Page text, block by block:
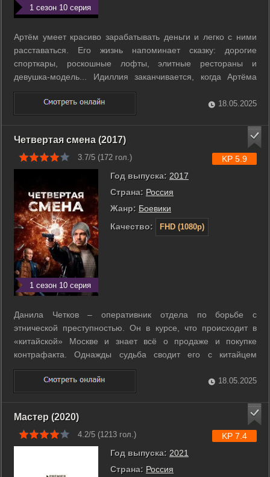
1 сезон 10 серия
Артём умеет красиво зарабатывать деньги и легко с ними
расставаться. Его жизнь напоминает сказку: дорогие
спорткары, роскошные лофты, элитные рестораны и
девушка-модель... Идиллия заканчивается, когда Артёма
принимают за опасного преступника по кличке Змей. За
Змеем охотятся и Интерпол, и агент ФСБ Хромов, и
обманутые им торговцы оружием из ...
18.05.2025
Четвертая смена (2017)
3.7/5 (172 гол.)
1 сезон 10 серия
Год выпуска: 2017
Страна: Россия
Жанр: Боевики
Качество:
FHD (1080p)
KP 5.9
Данила Четков – оперативник отдела по борьбе с
этнической преступностью. Он в курсе, что происходит в
«китайской» Москве и знает всё о продаже и покупке
контрафакта. Однажды судьба сводит его с китайцем
Йонгом, приехавшим в Россию искать свою пропавшую
дочь. Погружаясь в московское «китайское зазеркалье»,
Данила помогает Йонгу и постепенно меняет ...
18.05.2025
Мастер (2020)
4.2/5 (1213 гол.)
Год выпуска: 2021
Страна: Россия
KP 7.4